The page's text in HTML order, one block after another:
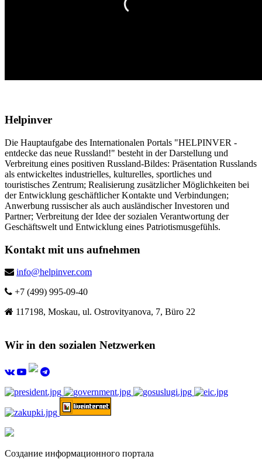
Helpinver
Die Hauptaufgabe des Internationalen Portals "HELPINVER -
entdecke das neue Russland!" besteht in der Darstellung und
Verbreitung eines positiven Russland-Bildes: Präsentation Russlands
als entwickeltes industrielles, kulturelles, sportliches und
touristisches Zentrum; Realisierung zusätzlicher Möglichkeiten bei
der Entwicklung geschäftlicher Kontakte und Verbindungen;
Anwerbung russischer als auch ausländischer Investoren und
Partner; Verbreitung der Idee der sozialen Verantwortung der
Geschäftswelt und Entwicklung eines Patriotismusgefühls.
Kontakt mit uns aufnehmen
info@helpinver.com
+7 (499) 995-09-40
117198, Moskau, ul. Ostrovityanova, 7, Büro 22
Wir in den sozialen Netzwerken
Создание информационного портала